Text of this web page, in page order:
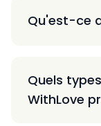
Qu'est-ce
Quels
WithLove